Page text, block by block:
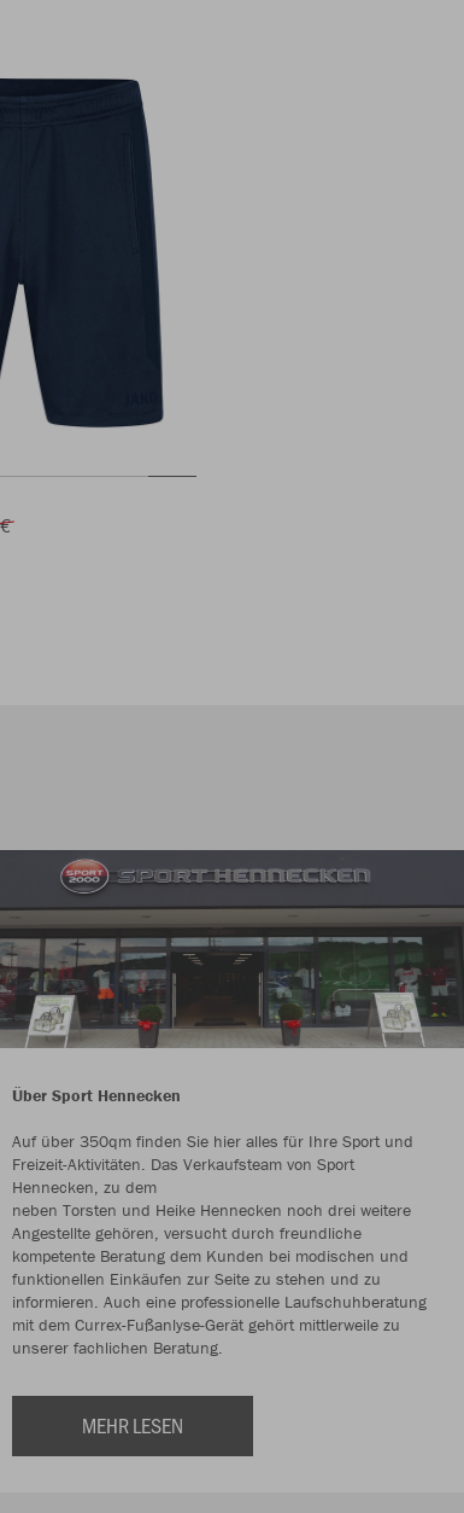
Über Sport Hennecken
Auf über 350qm finden Sie hier alles für Ihre Sport und
Freizeit-Aktivitäten. Das Verkaufsteam von Sport
Hennecken, zu dem
neben Torsten und Heike Hennecken noch drei weitere
Angestellte gehören, versucht durch freundliche
kompetente Beratung dem Kunden bei modischen und
funktionellen Einkäufen zur Seite zu stehen und zu
informieren. Auch eine professionelle Laufschuhberatung
mit dem Currex-Fußanlyse-Gerät gehört mittlerweile zu
unserer fachlichen Beratung.
MEHR LESEN